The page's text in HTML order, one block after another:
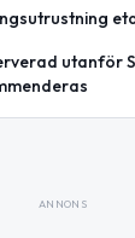
utanför
ANNONS